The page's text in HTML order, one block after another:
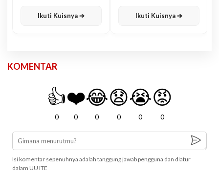
Ikuti Kuisnya ➔ Ikuti Kuisnya ➔
KOMENTAR
👍
0
❤️
0
😂
0
😧
0
😭
0
😡
0
Isi komentar sepenuhnya adalah tanggung jawab pengguna dan diatur
dalam UU ITE